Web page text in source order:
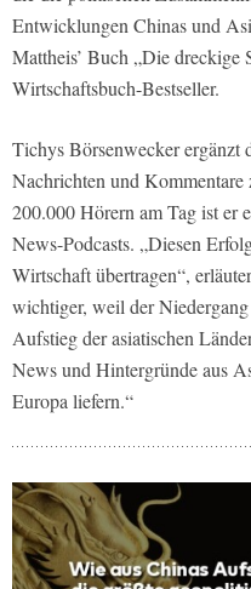
Entwicklungen Chinas und
Mattheis’ Buch „Die dreckige
Wirtschaftsbuch-Bestseller.
Tichys Börsenwecker ergänzt
Nachrichten und
200.000 Hörern am Tag ist er
News-Podcasts. „Diesen
Wirtschaft übertragen“,
wichtiger, weil der
Aufstieg der asiatischen
News und Hintergründe aus
Europa liefern.“